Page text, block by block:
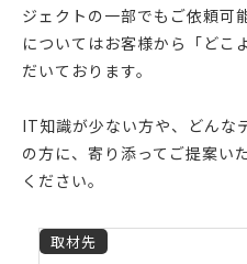
ジェクトの一部でもご依頼可
についてはお客様から「どこ
だいております。
IT知識が少ない方や、どんな
の方に、寄り添ってご提案い
ください。
取材先